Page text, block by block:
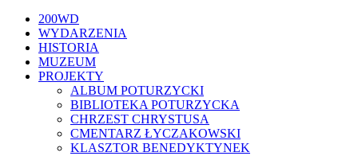
Close
Menu
200WD
WYDARZENIA
HISTORIA
MUZEUM
PROJEKTY
ALBUM POTURZYCKI
BIBLIOTEKA POTURZYCKA
CHRZEST CHRYSTUSA
CMENTARZ ŁYCZAKOWSKI
KLASZTOR BENEDYKTYNEK